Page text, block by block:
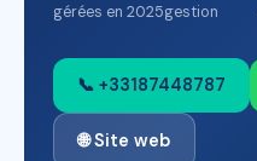
gérées en 2025gestion
📞 +33187448787
🌐 Site web